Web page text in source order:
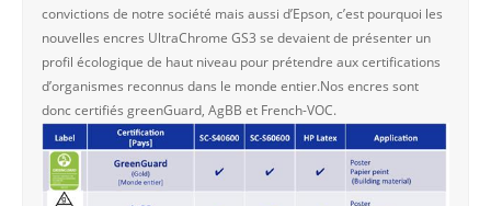
convictions de notre société mais aussi d’Epson, c’est pourquoi les
nouvelles encres UltraChrome GS3 se devaient de présenter un
profil écologique de haut niveau pour prétendre aux certifications
d’organismes reconnus dans le monde entier.Nos encres sont
donc certifiés greenGuard, AgBB et French-VOC.